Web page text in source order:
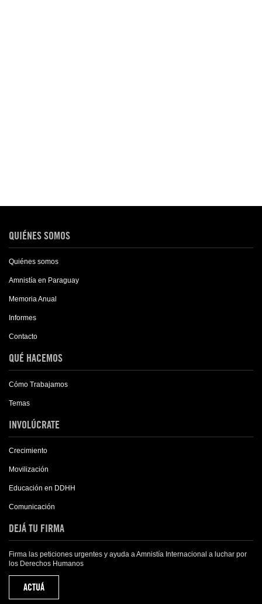
QUIÉNES SOMOS
Quiénes somos
Amnistía en Paraguay
Memoria Anual
Informes
Contacto
QUÉ HACEMOS
Cómo Trabajamos
Temas
INVOLÚCRATE
Crecimiento
Movilización
Educación en DDHH
Comunicación
DEJÁ TU FIRMA
Firma las peticiones urgentes y ayuda a Amnistía Internacional a luchar por
los Derechos Humanos
ACTUÁ